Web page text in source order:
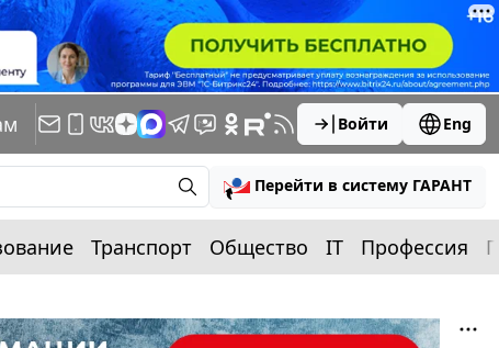
Войти Eng
Перейти в систему ГАРАНТ
Транспорт Общество IT Профессия